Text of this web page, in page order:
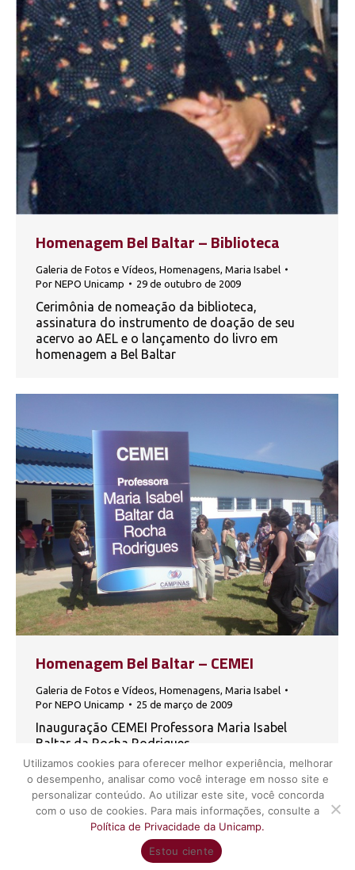
Homenagem Bel Baltar – Biblioteca
Galeria de Fotos e Vídeos, Homenagens, Maria Isabel
Por NEPO Unicamp 29 de outubro de 2009
Cerimônia de nomeação da biblioteca,
assinatura do instrumento de doação de seu
acervo ao AEL e o lançamento do livro em
homenagem a Bel Baltar
Homenagem Bel Baltar – CEMEI
Galeria de Fotos e Vídeos, Homenagens, Maria Isabel
Por NEPO Unicamp 25 de março de 2009
Inauguração CEMEI Professora Maria Isabel
Baltar da Rocha Rodrigues
UNICAMP - Universidade Estadual de Campinas - Núcleo de Estudos
de População "Elza Berquó" - Todos os direitos reservados
Utilizamos cookies para oferecer melhor experiência, melhorar
o desempenho, analisar como você interage em nosso site e
personalizar conteúdo. Ao utilizar este site, você concorda
com o uso de cookies. Para mais informações, consulte a
Política de Privacidade da Unicamp.
Estou ciente